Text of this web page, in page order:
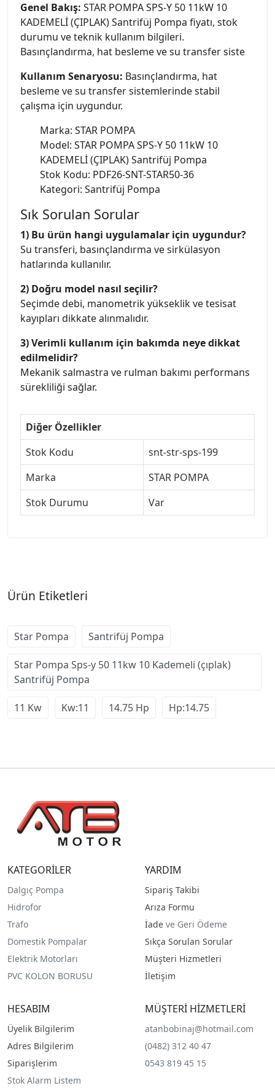
Genel Bakış: STAR POMPA SPS-Y 50 11kW 10
KADEMELİ (ÇIPLAK) Santrifüj Pompa fiyatı, stok
durumu ve teknik kullanım bilgileri.
Basınçlandırma, hat besleme ve su transfer siste
Kullanım Senaryosu: Basınçlandırma, hat
besleme ve su transfer sistemlerinde stabil
çalışma için uygundur.
Marka: STAR POMPA
Model: STAR POMPA SPS-Y 50 11kW 10
KADEMELİ (ÇIPLAK) Santrifüj Pompa
Stok Kodu: PDF26-SNT-STAR50-36
Kategori: Santrifüj Pompa
Sık Sorulan Sorular
1) Bu ürün hangi uygulamalar için uygundur?
Su transferi, basınçlandırma ve sirkülasyon
hatlarında kullanılır.
2) Doğru model nasıl seçilir?
Seçimde debi, manometrik yükseklik ve tesisat
kayıpları dikkate alınmalıdır.
3) Verimli kullanım için bakımda neye dikkat
edilmelidir?
Mekanik salmastra ve rulman bakımı performans
sürekliliği sağlar.
Diğer Özellikler
Stok Kodu
snt-str-sps-199
Marka
STAR POMPA
Stok Durumu
Var
Ürün Etiketleri
Star Pompa Santrifüj Pompa
Star Pompa Sps-y 50 11kw 10 Kademeli (çıplak)
Santrifüj Pompa
11 Kw Kw:11 14.75 Hp Hp:14.75
KATEGORİLER
Dalgıç Pompa
Hidrofor
Trafo
Domestik Pompalar
Elektrik Motorları
PVC KOLON BORUSU
YARDIM
Sipariş Takibi
Arıza Formu
İade ve Geri Ödeme
Sıkça Sorulan Sorular
Müşteri Hizmetleri
İletişim
HESABIM
Üyelik Bilgilerim
Adres Bilgilerim
Siparişlerim
Stok Alarm Listem
MÜŞTERİ HİZMETLERİ
atanbobinaj@hotmail.com
(0482) 312 40 47
0543 819 45 15